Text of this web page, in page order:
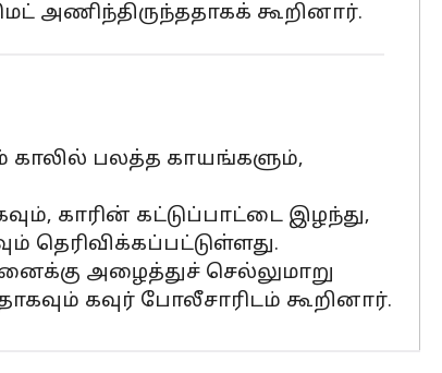
அணிந்திருந்ததாகக் கூறினார்.
காலில் பலத்த காயங்களும்,
காரின் கட்டுப்பாட்டை இழந்து,
தெரிவிக்கப்பட்டுள்ளது.
அழைத்துச் செல்லுமாறு
கவுர் போலீசாரிடம் கூறினார்.